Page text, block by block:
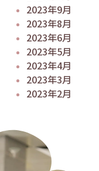
2023年9月
2023年8月
2023年6月
2023年5月
2023年4月
2023年3月
2023年2月